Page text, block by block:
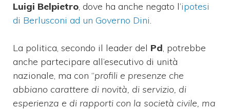
Luigi Belpietro, dove ha anche negato l’ipotesi
di Berlusconi ad un Governo Dini.
La politica, secondo il leader del Pd, potrebbe
anche partecipare all’esecutivo di unità
nazionale, ma con “profili e presenze che
abbiano carattere di novità, di servizio, di
esperienza e di rapporti con la società civile, ma